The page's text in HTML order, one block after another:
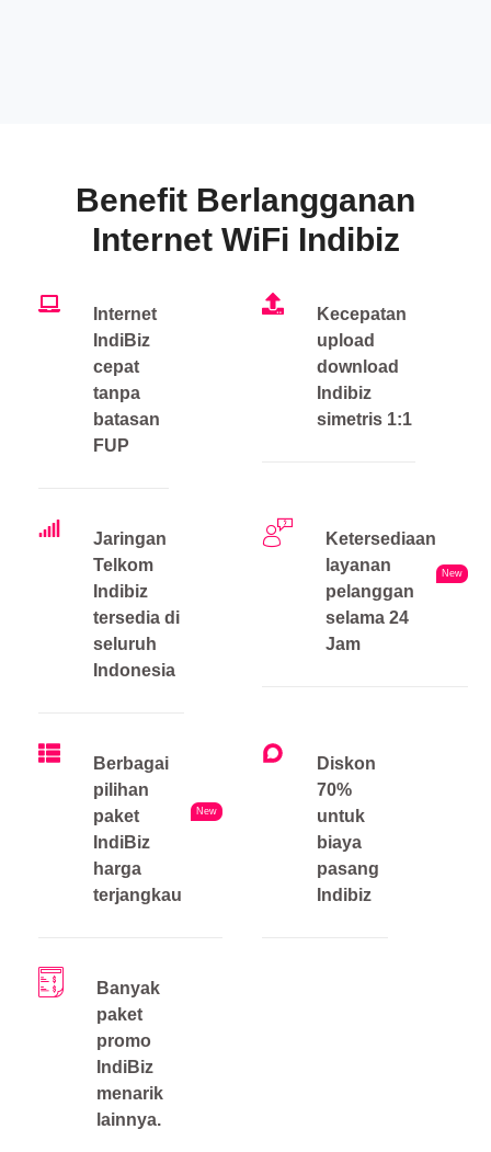
Benefit Berlangganan
Internet WiFi Indibiz
Internet
IndiBiz
cepat
tanpa
batasan
FUP
Kecepatan
upload
download
Indibiz
simetris 1:1
Jaringan
Telkom
Indibiz
tersedia di
seluruh
Indonesia
Ketersediaan
layanan
pelanggan
selama 24
Jam
New
Berbagai
pilihan
paket
IndiBiz
harga
terjangkau
New
Diskon
70%
untuk
biaya
pasang
Indibiz
Banyak
paket
promo
IndiBiz
menarik
lainnya.